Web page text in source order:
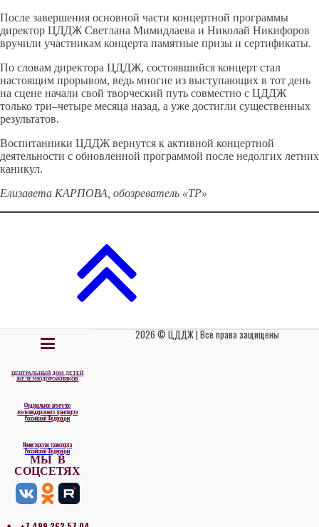
После завершения основной части концертной программы
директор ЦДДЖ Светлана Мимидлаева и Николай Никифоров
вручили участникам концерта памятные призы и сертификаты.
По словам директора ЦДДЖ, состоявшийся концерт стал
настоящим прорывом, ведь многие из выступающих в тот день
на сцене начали свой творческий путь совместно с ЦДДЖ
только три–четыре месяца назад, а уже достигли существенных
результатов.
Воспитанники ЦДДЖ вернутся к активной концертной
деятельности с обновленной программой после недолгих летних
каникул.
Елизавета КАРПОВА, обозреватель «ТР»
ЦЕНТРАЛЬНЫЙ ДОМ ДЕТЕЙ
ЖЕЛЕЗНОДОРОЖНИКОВ
Федеральное агентство
железнодорожного транспорта
Российской Федерации
Министерство транспорта
Российской Федерации
МЫ В
СОЦСЕТЯХ
2026 © ЦДДЖ | Все права защищены